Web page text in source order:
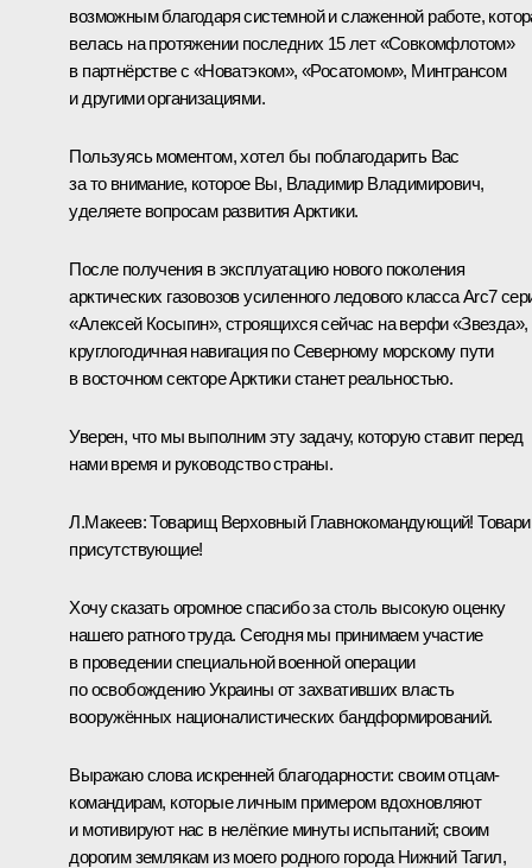
возможным благодаря системной и слаженной работе,
велась на протяжении последних 15 лет «Совкомфлотом»
в партнёрстве с «Новатэком», «Росатомом», Минтрансом
и другими организациями.
Пользуясь моментом, хотел бы поблагодарить Вас
за то внимание, которое Вы, Владимир Владимирович,
уделяете вопросам развития Арктики.
После получения в эксплуатацию нового поколения
арктических газовозов усиленного ледового класса Arc7
«Алексей Косыгин», строящихся сейчас на верфи «Звезда»,
круглогодичная навигация по Северному морскому пути
в восточном секторе Арктики станет реальностью.
Уверен, что мы выполним эту задачу, которую ставит перед
нами время и руководство страны.
Л.Макеев:Товарищ Верховный Главнокомандующий!
присутствующие!
Хочу сказать огромное спасибо за столь высокую оценку
нашего ратного труда. Сегодня мы принимаем участие
в проведении специальной военной операции
по освобождению Украины от захвативших власть
вооружённых националистических бандформирований.
Выражаю слова искренней благодарности: своим отцам-
командирам, которые личным примером вдохновляют
и мотивируют нас в нелёгкие минуты испытаний; своим
дорогим землякам из моего родного города Нижний Тагил,